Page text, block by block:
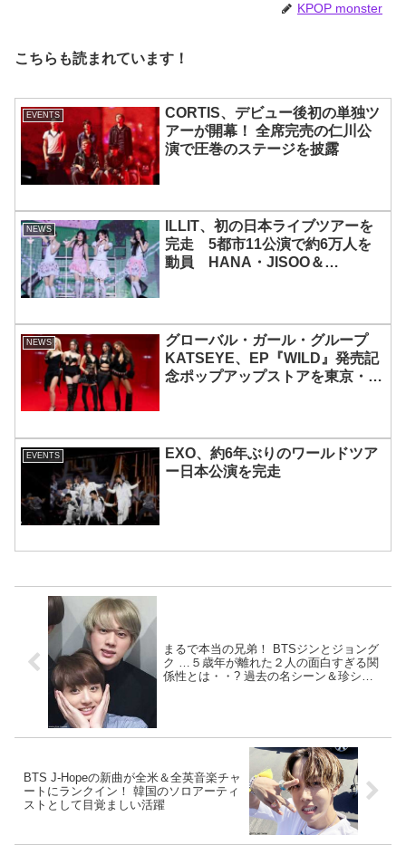
KPOP monster
こちらも読まれています！
EVENTS
CORTIS、デビュー後初の単独ツ
アーが開幕！ 全席完売の仁川公
演で圧巻のステージを披露
NEWS
ILLIT、初の日本ライブツアーを
完走 5都市11公演で約6万人を
動員 HANA・JISOO＆
NEWS
グローバル・ガール・グループ
KATSEYE、EP『WILD』発売記
念ポップアップストアを東京・原
EVENTS
EXO、約6年ぶりのワールドツア
ー日本公演を完走
まるで本当の兄弟！ BTSジンとジョング
ク …５歳年が離れた２人の面白すぎる関
係性とは・・? 過去の名シーン＆珍シー
BTS J-Hopeの新曲が全米＆全英音楽チャ
ートにランクイン！ 韓国のソロアーティ
ストとして目覚ましい活躍